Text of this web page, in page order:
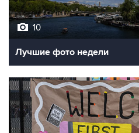
10
Лучшие фото недели